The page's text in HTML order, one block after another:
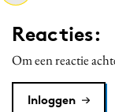
Merkstrategie
Programmatic
Purpose Marketing
Reputatie & crisis
Reacties:
Om een reactie
Inloggen